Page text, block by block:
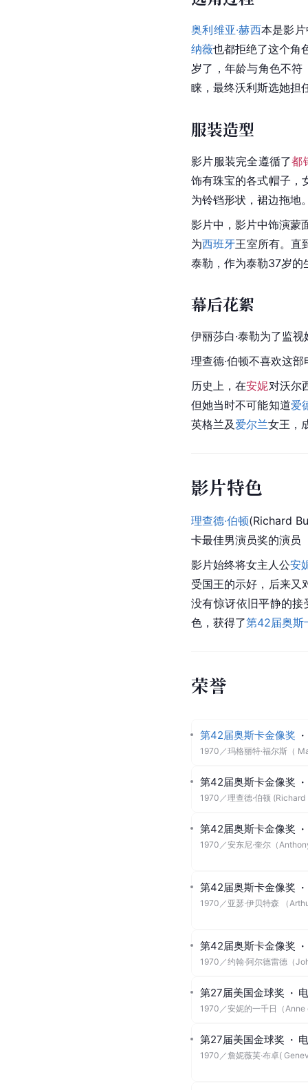
奥利维亚·赫西本是影
纳薇也都拒绝了这个角
岁了，年龄与角色不符
睐，最终沃利斯选她担
服装造型
影片服装完全遵循了都
饰有珠宝的各式帽子，
为铃铛形状，裙边拖地
影片中，影片中饰演蒙
为西班牙王室所有。直
泰勒，作为泰勒37岁的
幕后花絮
伊丽莎白·泰勒为了监
理查德·伯顿不喜欢这
历史上，在安妮对沃尔
但她当时不可能知道爱
英格兰及 爱尔兰女王，
影片特色
理查德·伯顿(Richard
卡最佳男演员奖的演员
影片始终将女主人公安
受国王的示好，后来又
没有惊讶依旧平静的接
色，获得了第42届奥斯
荣誉
第42届奥斯卡金像奖 ·
1970 ／玛格丽特·福尔斯（
第42届奥斯卡金像奖 ·
1970 ／理查德·伯顿
第42届奥斯卡金像奖 ·
1970 ／安东尼·奎尔（
第42届奥斯卡金像奖 ·
1970 ／ 亚瑟·伊贝特森 （
第42届奥斯卡金像奖 ·
1970 ／约翰·阿尔德雷德（
第27届美国金球奖 ·
1970 ／安妮的一千日（
第27届美国金球奖 ·
1970 ／詹妮薇芙·布卓(